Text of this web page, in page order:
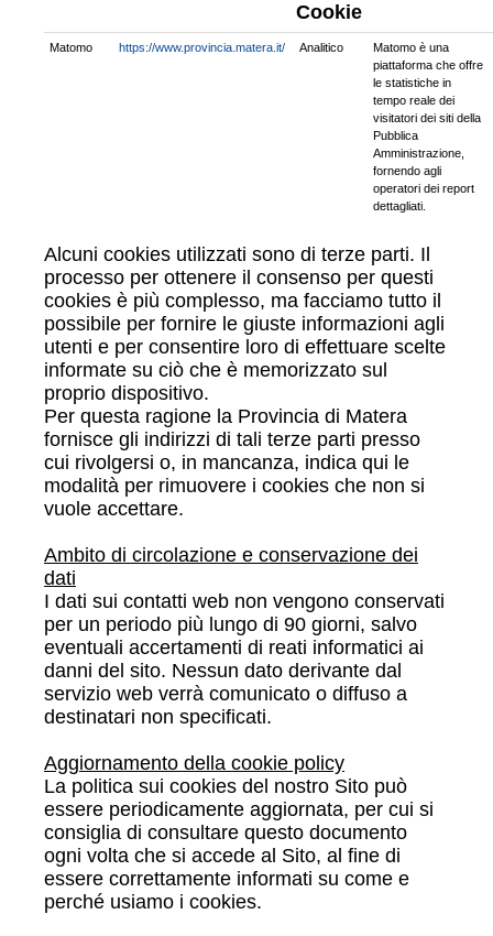
Cookie
Matomo https://www.provincia.matera.it/ Analitico
Matomo è una
piattaforma che offre
le statistiche in
tempo reale dei
visitatori dei siti della
Pubblica
Amministrazione,
fornendo agli
operatori dei report
dettagliati.
Alcuni cookies utilizzati sono di terze parti. Il
processo per ottenere il consenso per questi
cookies è più complesso, ma facciamo tutto il
possibile per fornire le giuste informazioni agli
utenti e per consentire loro di effettuare scelte
informate su ciò che è memorizzato sul
proprio dispositivo.
Per questa ragione la Provincia di Matera
fornisce gli indirizzi di tali terze parti presso
cui rivolgersi o, in mancanza, indica qui le
modalità per rimuovere i cookies che non si
vuole accettare.
Ambito di circolazione e conservazione dei
dati
I dati sui contatti web non vengono conservati
per un periodo più lungo di 90 giorni, salvo
eventuali accertamenti di reati informatici ai
danni del sito. Nessun dato derivante dal
servizio web verrà comunicato o diffuso a
destinatari non specificati.
Aggiornamento della cookie policy
La politica sui cookies del nostro Sito può
essere periodicamente aggiornata, per cui si
consiglia di consultare questo documento
ogni volta che si accede al Sito, al fine di
essere correttamente informati su come e
perché usiamo i cookies.